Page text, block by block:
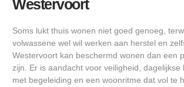
Westervoort
Soms lukt thuis wonen niet goed genoeg,
volwassene wel wil werken aan herstel en
Westervoort kan beschermd wonen dan een
zijn. Er is aandacht voor veiligheid, dagelijkse
met begeleiding en een woonritme dat vol te